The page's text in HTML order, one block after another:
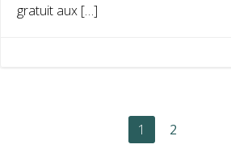
gratuit aux […]
Page
1 Page
2